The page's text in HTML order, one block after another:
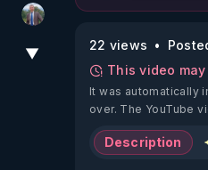
Nicolas BOUVIER
▼ 22 views
This video
It was automatically
over. The YouTube
Description